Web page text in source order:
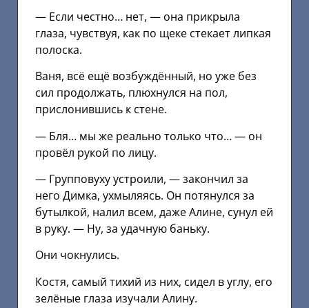
— Если честно… нет, — она прикрыла
глаза, чувствуя, как по щеке стекает липкая
полоска.
Ваня, всё ещё возбуждённый, но уже без
сил продолжать, плюхнулся на пол,
прислонившись к стене.
— Бля… мы же реально только что… — он
провёл рукой по лицу.
— Групповуху устроили, — закончил за
него Димка, ухмыляясь. Он потянулся за
бутылкой, налил всем, даже Алине, сунул ей
в руку. — Ну, за удачную баньку.
Они чокнулись.
Костя, самый тихий из них, сидел в углу, его
зелёные глаза изучали Алину.